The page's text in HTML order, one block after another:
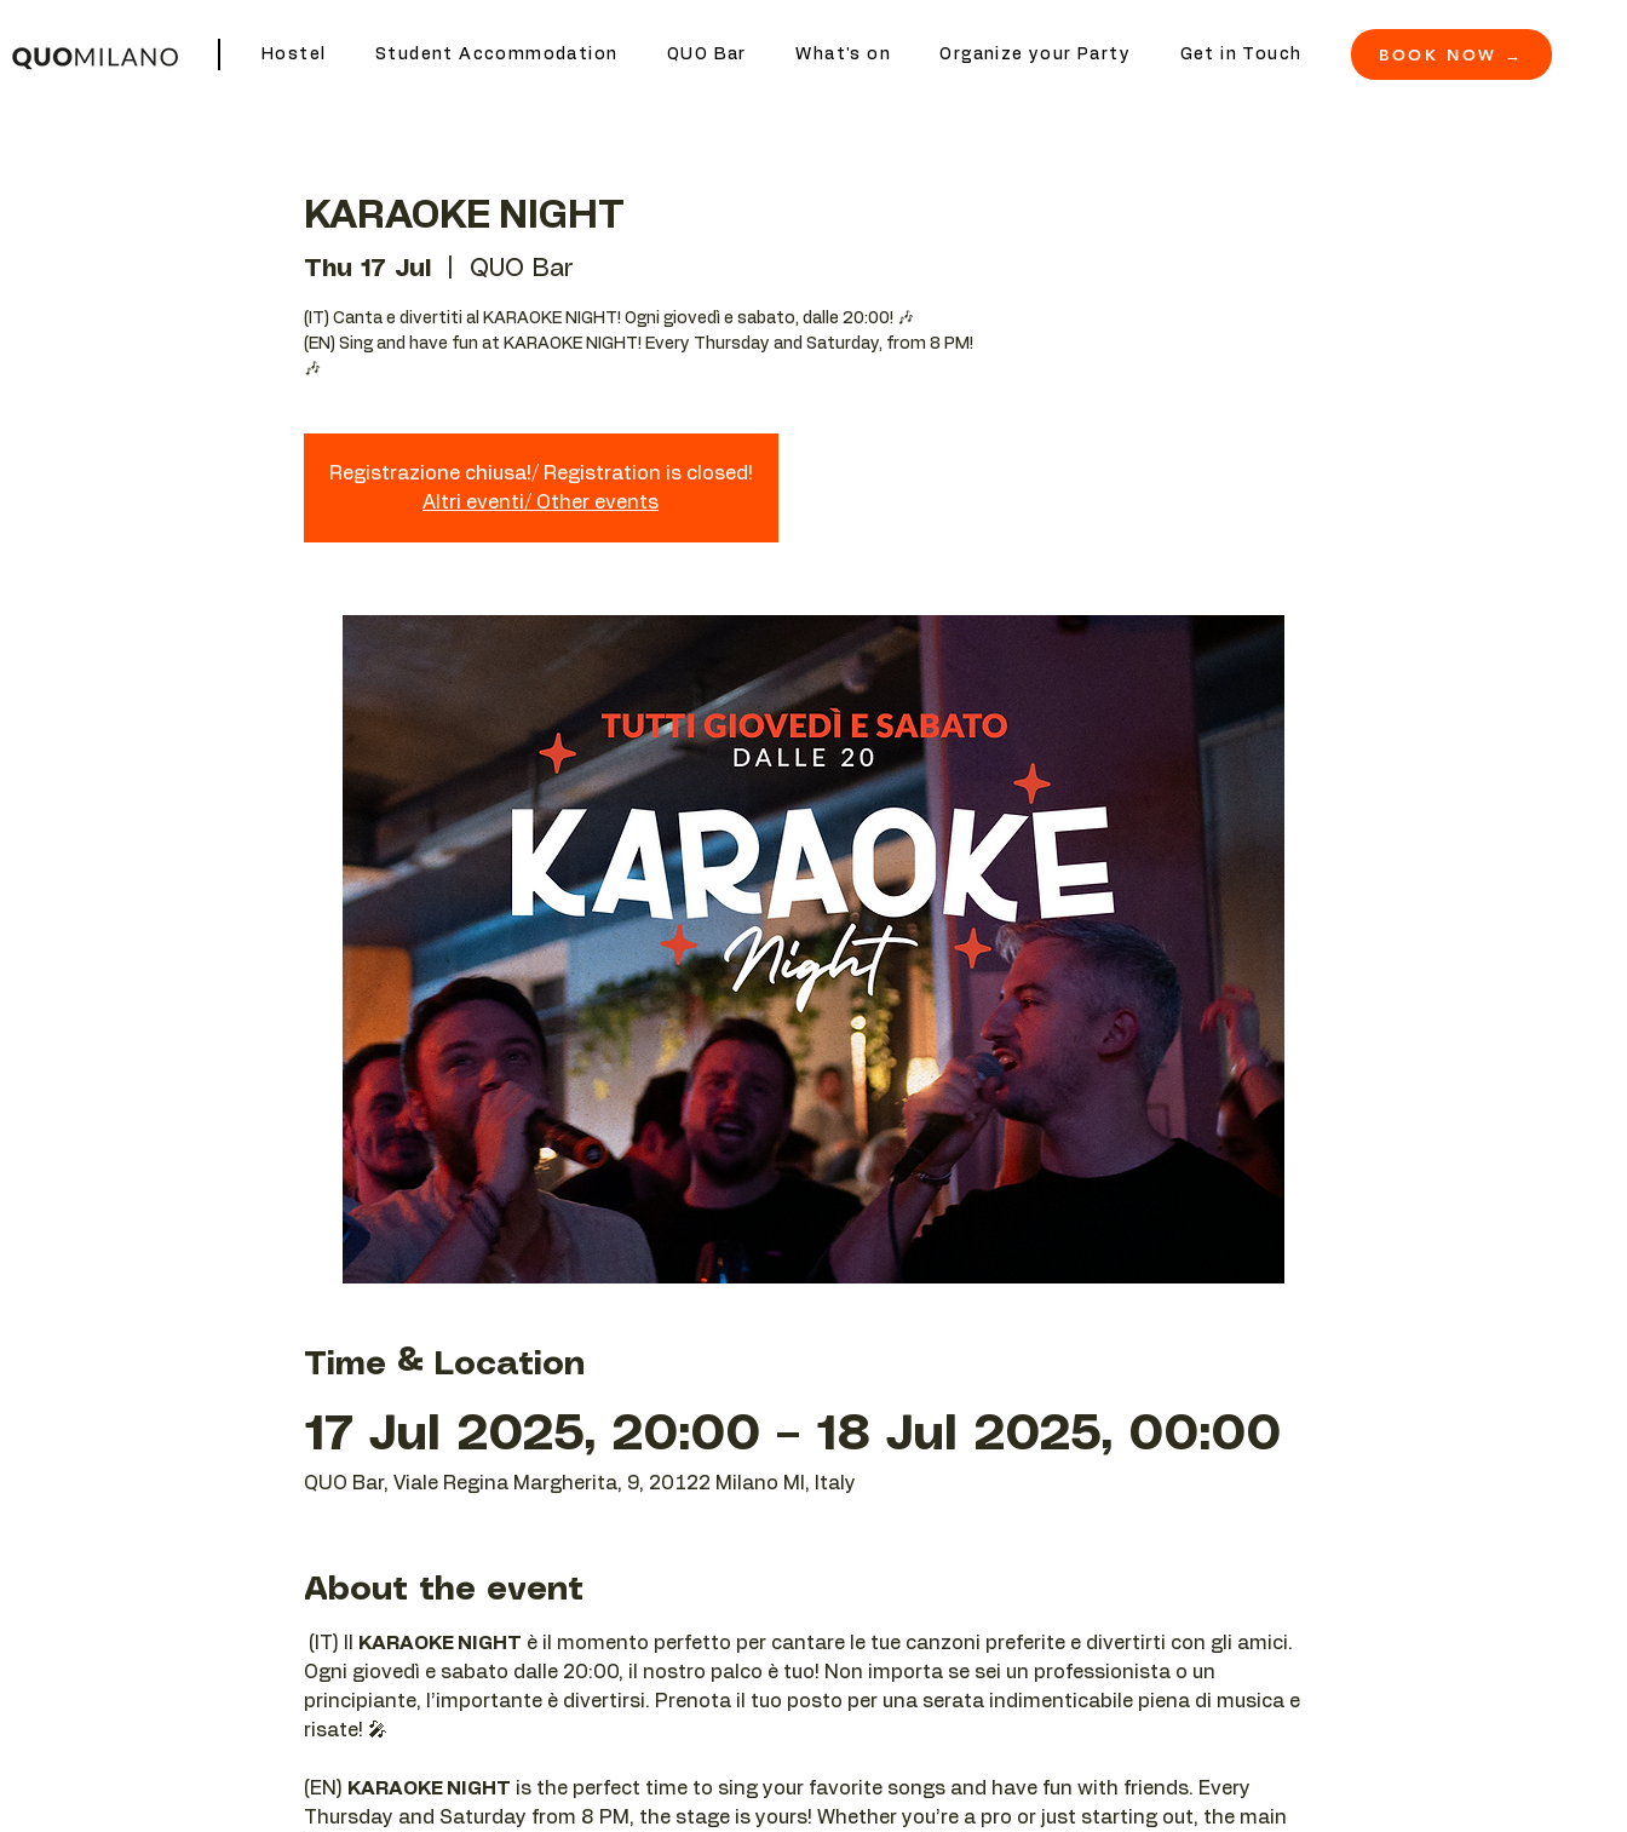
Hostel Student Accommodation QUO Bar What's on Organize your Party Get in Touch BOOK NOW →
KARAOKE NIGHT
Thu 17 Jul QUO Bar
(IT) Canta e divertiti al KARAOKE NIGHT! Ogni giovedì e sabato, dalle 20:00! 🎶
(EN) Sing and have fun at KARAOKE NIGHT! Every Thursday and Saturday, from 8 PM!
🎶
Registrazione chiusa!/ Registration is closed!
Altri eventi/ Other events
Time & Location
17 Jul 2025, 20:00 – 18 Jul 2025, 00:00
QUO Bar, Viale Regina Margherita, 9, 20122 Milano MI, Italy
About the event
(IT) Il KARAOKE NIGHT è il momento perfetto per cantare le tue canzoni preferite e divertirti con gli amici.
Ogni giovedì e sabato dalle 20:00, il nostro palco è tuo! Non importa se sei un professionista o un
principiante, l’importante è divertirsi. Prenota il tuo posto per una serata indimenticabile piena di musica e
risate! 🎤
(EN) KARAOKE NIGHT is the perfect time to sing your favorite songs and have fun with friends. Every
Thursday and Saturday from 8 PM, the stage is yours! Whether you’re a pro or just starting out, the main